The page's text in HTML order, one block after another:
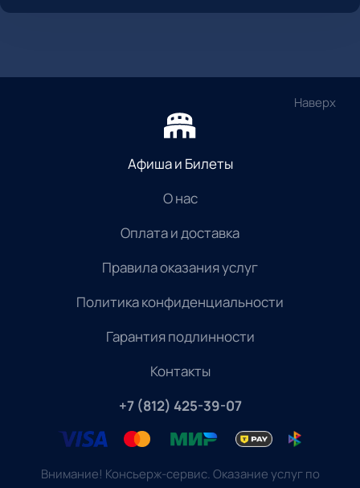
Наверх
Афиша и Билеты
О нас
Оплата и доставка
Правила оказания услуг
Политика конфиденциальности
Гарантия подлинности
Контакты
+7 (812) 425-39-07
Внимание! Консьерж-сервис. Оказание услуг по